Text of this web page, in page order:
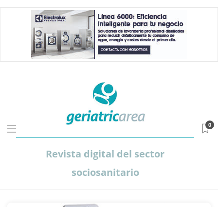
Revista digital del sector
sociosanitario
0